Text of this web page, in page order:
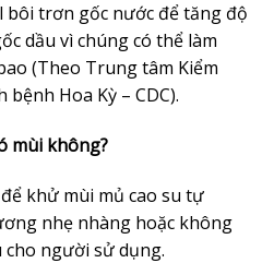
bôi trơn gốc nước để tăng độ
dầu vì chúng có thể làm
(Theo Trung tâm Kiểm
Hoa Kỳ – CDC).
mùi không?
khử mùi mủ cao su tự
nhẹ nhàng hoặc không
người sử dụng.